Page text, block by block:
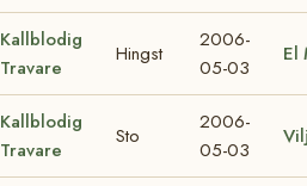
Kallblodig
Travare
Hingst
2006-
05-03
El
Kallblodig
Travare
Sto
2006-
05-03